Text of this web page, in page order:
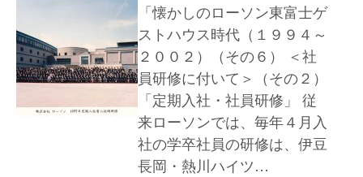
「懐かしのローソン東富士ゲ
ストハウス時代（１９９４～
２００２）（その６） ＜社
員研修に付いて＞（その２）
「定期入社・社員研修」 従
来ローソンでは、毎年４月入
社の学卒社員の研修は、伊豆
長岡・熱川ハイツ…